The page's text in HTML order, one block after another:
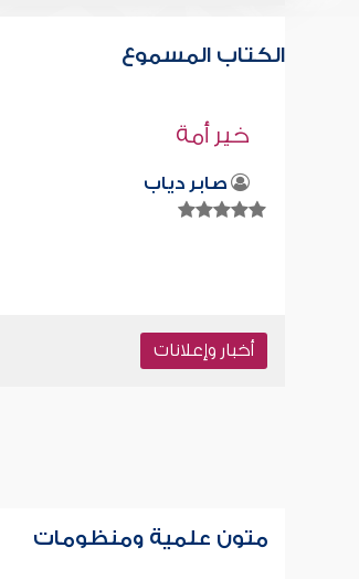
الكتاب المسموع
قراءة صوتية لكتاب
محمد العريفي
أخبار وإعلانات
متون علمية ومنظومات